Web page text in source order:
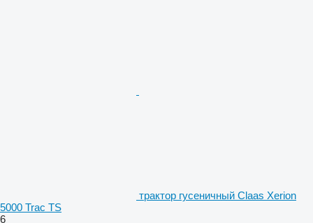
трактор гусеничный Claas Xerion
5000 Trac TS
6